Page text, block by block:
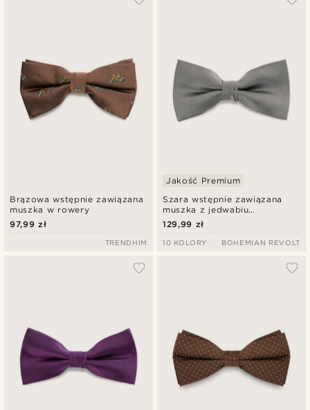
Brązowa wstępnie zawiązana
muszka w rowery
97,99 zł
TRENDHIM
Szara wstępnie zawiązana
muszka z jedwabiu
diagonalnego
Jakość Premium
129,99 zł
10 KOLORY BOHEMIAN REVOLT